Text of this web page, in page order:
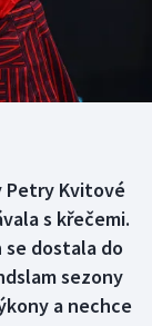
Petry Kvitové
s křečemi.
se dostala do
sezony
a nechce